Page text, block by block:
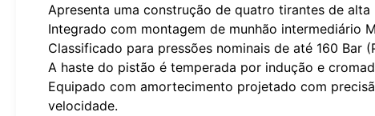
Apresenta uma construção de quatro tirantes de
Integrado com montagem de munhão intermediário
Classificado para pressões nominais de até 160
A haste do pistão é temperada por indução e
Equipado com amortecimento projetado com
velocidade.